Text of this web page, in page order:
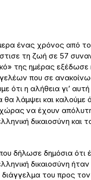
ένας χρόνος από
τη ζωή σε 57
της ημέρας
που σε
ότι η αλήθεια γι’
λάμψει και καλούμε
να έχουν
δικαιοσύνη και
δήλωσε δημόσια ότι
δικαιοσύνη ήταν
του προς τον